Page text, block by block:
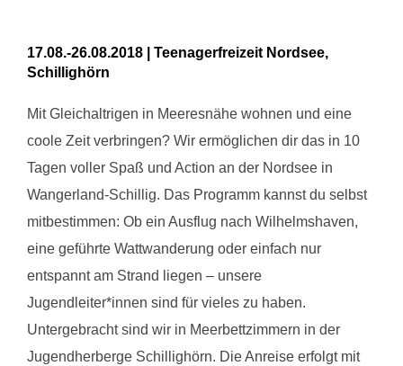
17.08.-26.08.2018 | Teenagerfreizeit Nordsee,
Schillighörn
Mit Gleichaltrigen in Meeresnähe wohnen und eine
coole Zeit verbringen? Wir ermöglichen dir das in 10
Tagen voller Spaß und Action an der Nordsee in
Wangerland-Schillig. Das Programm kannst du selbst
mitbestimmen: Ob ein Ausflug nach Wilhelmshaven,
eine geführte Wattwanderung oder einfach nur
entspannt am Strand liegen – unsere
Jugendleiter*innen sind für vieles zu haben.
Untergebracht sind wir in Meerbettzimmern in der
Jugendherberge Schillighörn. Die Anreise erfolgt mit